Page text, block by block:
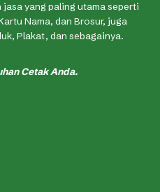
yang paling utama seperti
Nama, dan Brosur, juga
Plakat, dan sebagainya.
Cetak Anda.